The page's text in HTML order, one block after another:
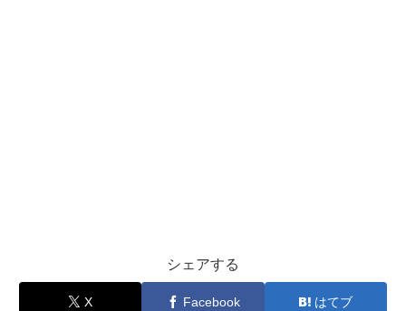
シェアする
X Facebook はてブ